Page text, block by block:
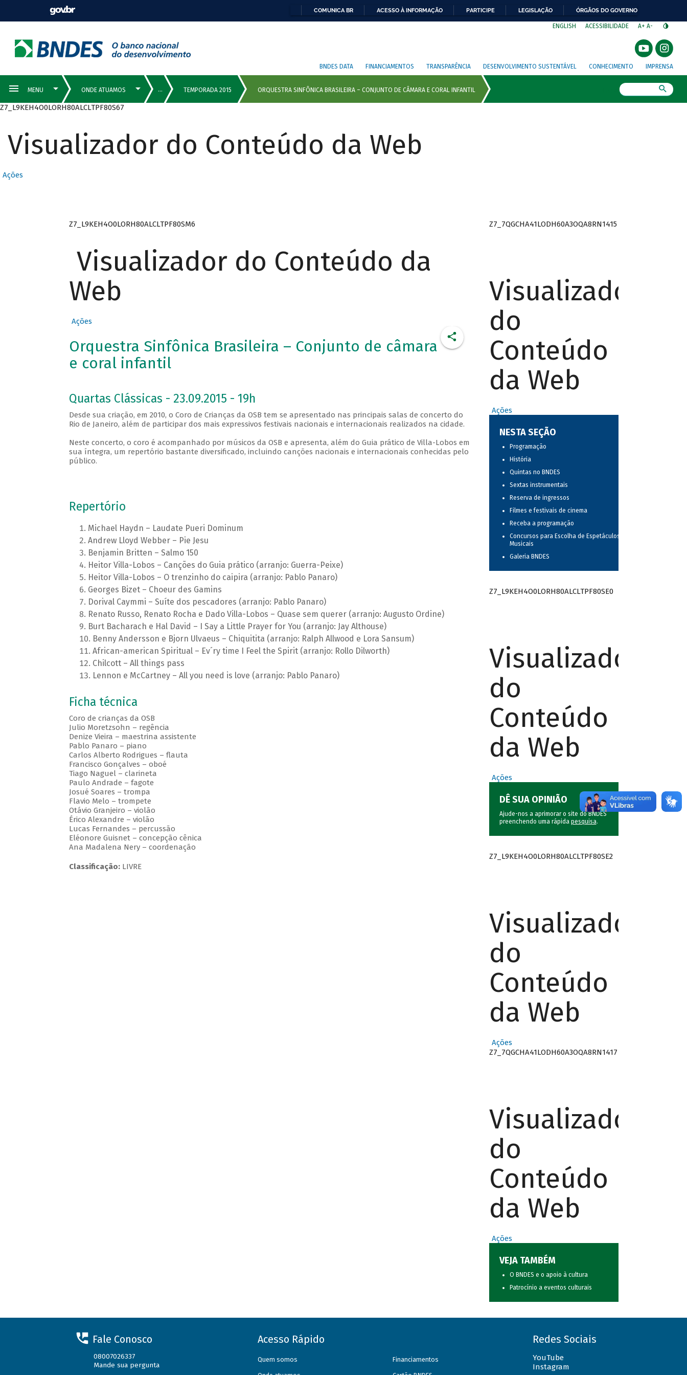
COMUNICA BR ACESSO À INFORMAÇÃO PARTICIPE LEGISLAÇÃO ÓRGÃOS DO GOVERNO
ENGLISH ACESSIBILIDADE A+ A-
BNDES DATA FINANCIAMENTOS TRANSPARÊNCIA DESENVOLVIMENTO SUSTENTÁVEL CONHECIMENTO IMPRENSA
Z7_L9KEH4O0LORH80ALCLTPF80S67
Visualizador do Conteúdo da Web
Ações
Z7_L9KEH4O0LORH80ALCLTPF80SM6
Visualizador do Conteúdo da
Web
Ações
Orquestra Sinfônica Brasileira – Conjunto de câmara
e coral infantil
Quartas Clássicas - 23.09.2015 - 19h
Desde sua criação, em 2010, o Coro de Crianças da OSB tem se apresentado nas principais salas de concerto do
Rio de Janeiro, além de participar dos mais expressivos festivais nacionais e internacionais realizados na cidade.
Neste concerto, o coro é acompanhado por músicos da OSB e apresenta, além do Guia prático de Villa-Lobos em
sua íntegra, um repertório bastante diversificado, incluindo canções nacionais e internacionais conhecidas pelo
público.
Repertório
Michael Haydn – Laudate Pueri Dominum
Andrew Lloyd Webber – Pie Jesu
Benjamin Britten – Salmo 150
Heitor Villa-Lobos – Canções do Guia prático (arranjo: Guerra-Peixe)
Heitor Villa-Lobos – O trenzinho do caipira (arranjo: Pablo Panaro)
Georges Bizet – Choeur des Gamins
Dorival Caymmi – Suíte dos pescadores (arranjo: Pablo Panaro)
Renato Russo, Renato Rocha e Dado Villa-Lobos – Quase sem querer (arranjo: Augusto Ordine)
Burt Bacharach e Hal David – I Say a Little Prayer for You (arranjo: Jay Althouse)
Benny Andersson e Bjorn Ulvaeus – Chiquitita (arranjo: Ralph Allwood e Lora Sansum)
African-american Spiritual – Ev´ry time I Feel the Spirit (arranjo: Rollo Dilworth)
Chilcott – All things pass
Lennon e McCartney – All you need is love (arranjo: Pablo Panaro)
Ficha técnica
Coro de crianças da OSB
Julio Moretzsohn – regência
Denize Vieira – maestrina assistente
Pablo Panaro – piano
Carlos Alberto Rodrigues – flauta
Francisco Gonçalves – oboé
Tiago Naguel – clarineta
Paulo Andrade – fagote
Josué Soares – trompa
Flavio Melo – trompete
Otávio Granjeiro – violão
Érico Alexandre – violão
Lucas Fernandes – percussão
Eléonore Guisnet – concepção cênica
Ana Madalena Nery – coordenação
Classificação:LIVRE
Z7_7QGCHA41LODH60A3OQA8RN1415
Visualizador
do
Conteúdo
da Web
Ações
NESTA SEÇÃO
Programação
História
Quintas no BNDES
Sextas instrumentais
Reserva de ingressos
Filmes e festivais de cinema
Receba a programação
Concursos para Escolha de Espetáculos
Musicais
Galeria BNDES
Z7_L9KEH4O0LORH80ALCLTPF80SE0
Visualizador
do
Conteúdo
da Web
Ações
DÊ SUA OPINIÃO
Ajude-nos a aprimorar o site do BNDES
preenchendo uma rápida pesquisa.
Z7_L9KEH4O0LORH80ALCLTPF80SE2
Visualizador
do
Conteúdo
da Web
Ações
Z7_7QGCHA41LODH60A3OQA8RN1417
Visualizador
do
Conteúdo
da Web
Ações
VEJA TAMBÉM
O BNDES e o apoio à cultura
Patrocínio a eventos culturais
Fale Conosco
08007026337
Mande sua pergunta
Acesso Rápido
Quem somos Financiamentos
Redes Sociais
YouTube
Instagram